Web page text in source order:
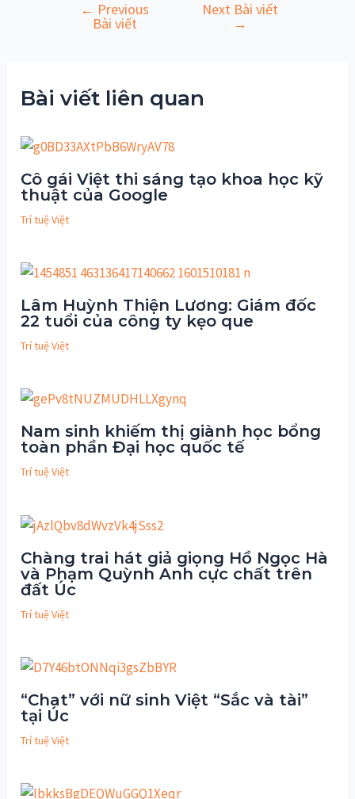
← Previous
Bài viết
Next Bài viết
→
Bài viết liên quan
Cô gái Việt thi sáng tạo khoa học kỹ
thuật của Google
Trí tuệ Việt
Lâm Huỳnh Thiện Lương: Giám đốc
22 tuổi của công ty kẹo que
Trí tuệ Việt
Nam sinh khiếm thị giành học bổng
toàn phần Đại học quốc tế
Trí tuệ Việt
Chàng trai hát giả giọng Hồ Ngọc Hà
và Phạm Quỳnh Anh cực chất trên
đất Úc
Trí tuệ Việt
“Chat” với nữ sinh Việt “Sắc và tài”
tại Úc
Trí tuệ Việt